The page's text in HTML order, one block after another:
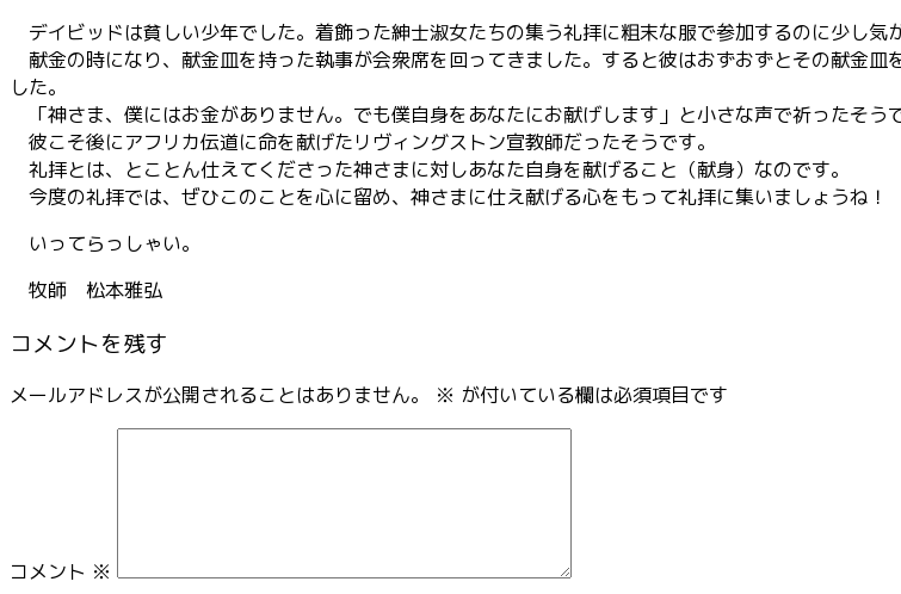
デイビッドは貧しい少年でした。着飾った紳士淑女たちの集う礼拝に粗末な服で参加するのに少し気
献金の時になり、献金皿を持った執事が会衆席を回ってきました。すると彼はおずおずとその献金
した。
「神さま、僕にはお金がありません。でも僕自身をあなたにお献げします」と小さな声で祈ったそうで
彼こそ後にアフリカ伝道に命を献げたリヴィングストン宣教師だったそうです。
礼拝とは、とことん仕えてくださった神さまに対しあなた自身を献げること（献身）なのです。
今度の礼拝では、ぜひこのことを心に留め、神さまに仕え献げる心をもって礼拝に集いましょうね！
いってらっしゃい。
牧師 松本雅弘
コメントを残す
メールアドレスが公開されることはありません。 ※ が付いている欄は必須項目です
コメント ※